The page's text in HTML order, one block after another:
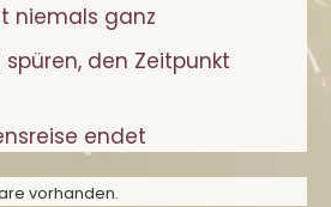
niemals ganz
den Zeitpunkt
endet
vorhanden.